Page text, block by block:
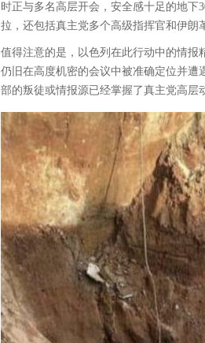
时正与多名高层开会，安全感十足的地
拉，还包括真主党多个高级指挥官和伊朗
值得注意的是，以色列在此行动中的情报
仍旧在高度机密的会议中被准确定位并遭
部的叛徒或情报源已经掌握了真主党高层